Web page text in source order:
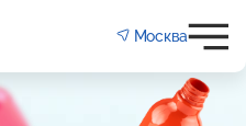
Москва